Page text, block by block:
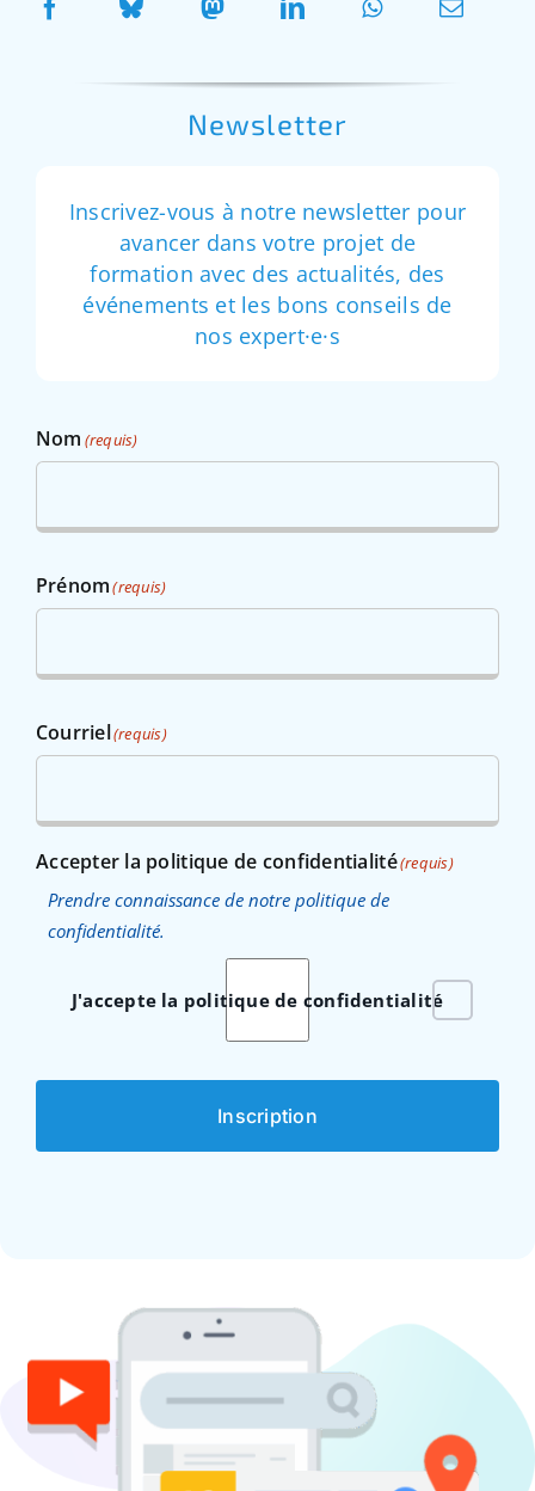
Newsletter
Inscrivez-vous à notre newsletter pour
avancer dans votre projet de
formation avec des actualités, des
événements et les bons conseils de
nos expert·e·s
Nom (requis)
Prénom(requis)
Courriel(requis)
Accepter la politique de confidentialité(requis)
Prendre connaissance de notre politique de
confidentialité.
J'accepte la politique de confidentialité
Inscription